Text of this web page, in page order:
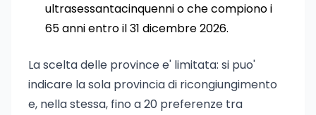
ultrasessantacinquenni o che compiono i
65 anni entro il 31 dicembre 2026.
La scelta delle province e' limitata: si puo'
indicare la sola provincia di ricongiungimento
e, nella stessa, fino a 20 preferenze tra